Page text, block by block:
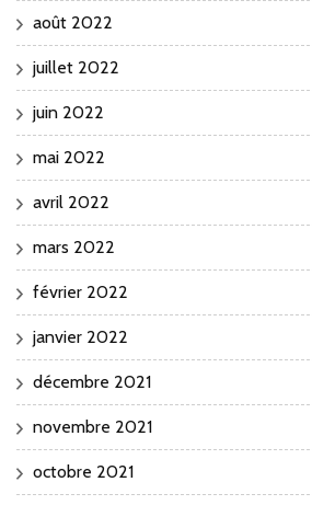
août 2022
juillet 2022
juin 2022
mai 2022
avril 2022
mars 2022
février 2022
janvier 2022
décembre 2021
novembre 2021
octobre 2021